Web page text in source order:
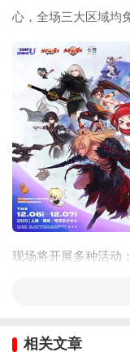
心，全场三大区域均
现场将开展多种活动
相关文章